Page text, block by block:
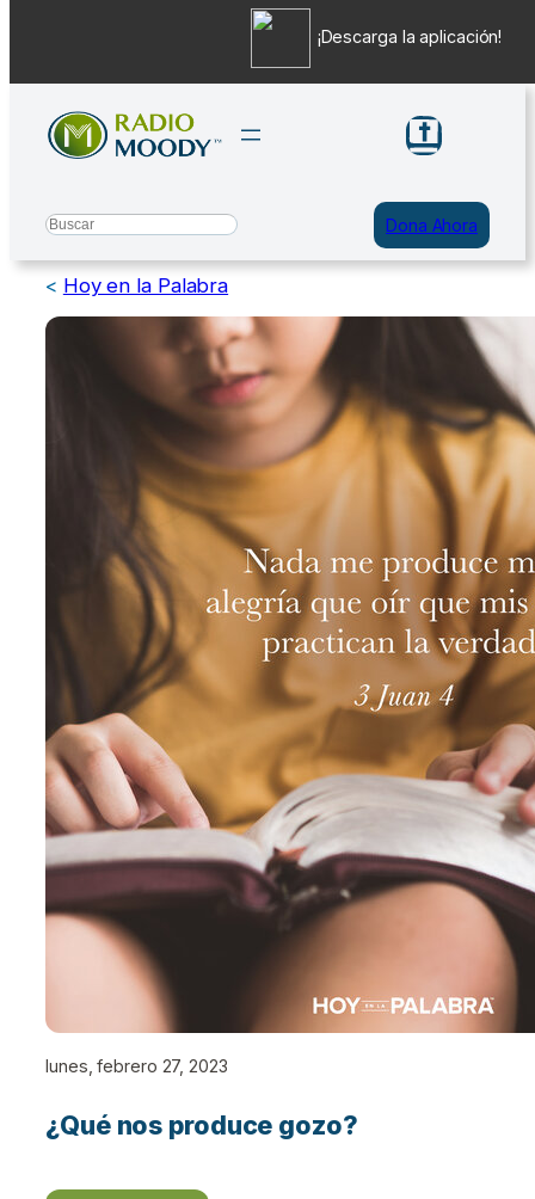
contenido
Search Dona Ahora
< Hoy en la Palabra
lunes, febrero 27, 2023
¿Qué nos produce gozo?
¡Descarga la aplicación!